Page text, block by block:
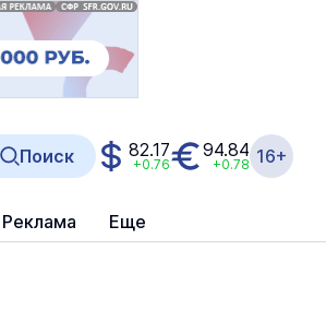
Реклама Еще
Поиск 82.17
+0.76
94.84
+0.78 16+